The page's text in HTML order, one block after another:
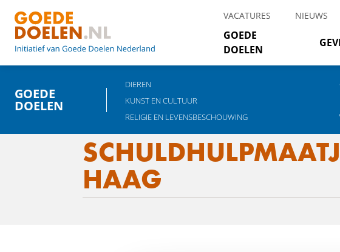
VACATURES NIEUWS
GOEDE
DOELEN
GOEDE
DOELEN
DIEREN
KUNST EN CULTUUR
RELIGIE EN LEVENSBESCHOUWING
HAAG